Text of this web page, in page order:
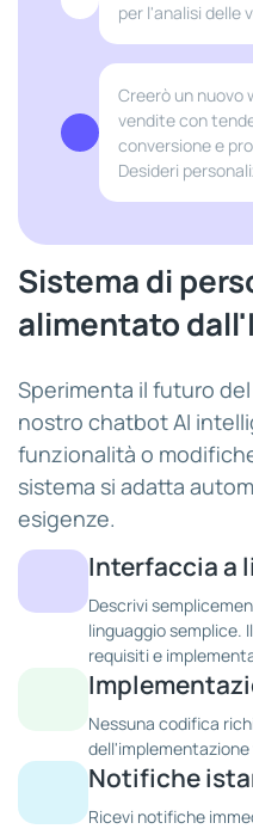
per l'analisi delle
Creerò un nuovo
vendite con
conversione e
Desideri
Sistema di
alimentato
Sperimenta il futuro
nostro chatbot AI
funzionalità o
sistema si adatta
esigenze.
Interfaccia a
Descrivi
linguaggio semplice.
requisiti e
Nessuna codifica
Notifiche
Ricevi notifiche